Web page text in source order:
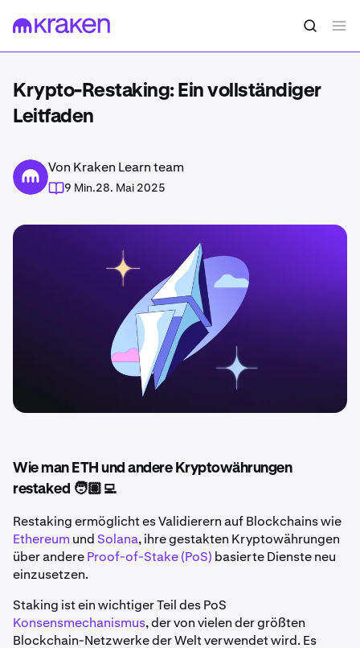
Krypto-Restaking: Ein vollständiger
Leitfaden
Von Kraken Learn team
9 Min.28. Mai 2025
Wie man ETH und andere Kryptowährungen
restaked 🧑🏽‍💻
Restaking ermöglicht es Validierern auf Blockchains wie
Ethereum und Solana, ihre gestakten Kryptowährungen
über andereProof-of-Stake (PoS) basierte Dienste neu
einzusetzen.
Staking ist ein wichtiger Teil des PoS
Konsensmechanismus, der von vielen der größten
Blockchain-Netzwerke der Welt verwendet wird. Es